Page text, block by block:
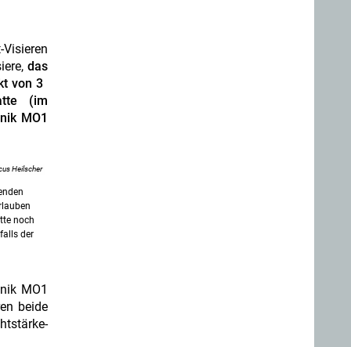
das
von 3
(im
MO1
Heilscher
noch
der
MO1
beide